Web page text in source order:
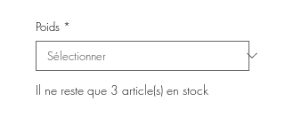
Poids *
Il ne reste que 3 article(s) en stock